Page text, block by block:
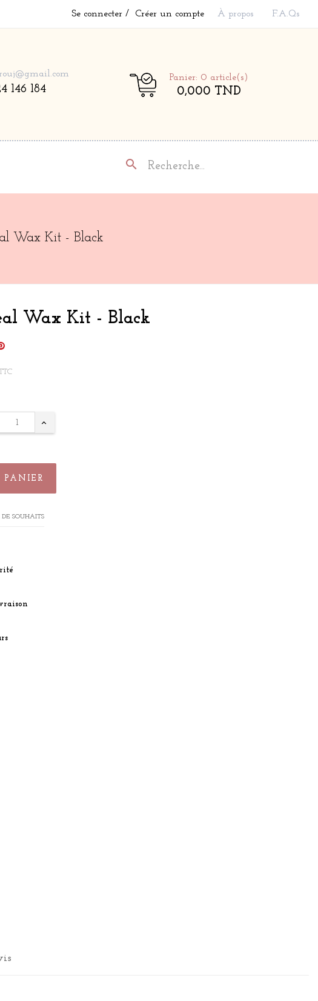
Se connecter Créer un compte À propos F.A.Qs
146 184
Panier: 0 article(s)
0,000 TND
search
Wax Kit - Black
Wax Kit - Black
PANIER
SOUHAITS